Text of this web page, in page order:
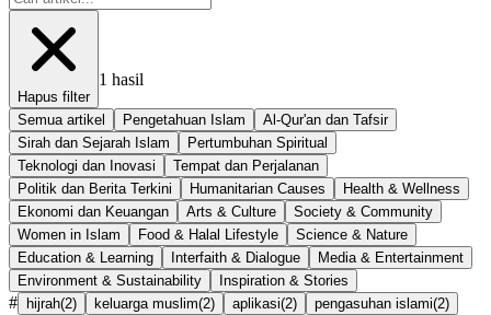
Hapus filter
1 hasil
Semua artikel Pengetahuan Islam
Al-Qur'an dan Tafsir
Sirah dan Sejarah Islam
Pertumbuhan Spiritual
Teknologi dan Inovasi
Tempat dan Perjalanan
Politik dan Berita Terkini
Humanitarian Causes
Health & Wellness
Ekonomi dan Keuangan
Arts & Culture
Society & Community
Women in Islam
Food & Halal Lifestyle
Science & Nature
Education & Learning
Interfaith & Dialogue
Media & Entertainment
Environment & Sustainability
Inspiration & Stories
# hijrah(2) keluarga muslim(2) aplikasi(2) pengasuhan islami(2)